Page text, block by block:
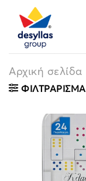
Μετάβαση
περιεχόμενο
Αρχική σελίδα
ΦΙΛΤΡΆΡΙΣΜΑ